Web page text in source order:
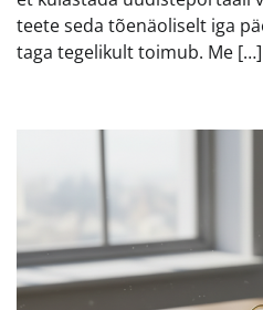
teete seda tõenäoliselt iga
taga tegelikult toimub. Me […]